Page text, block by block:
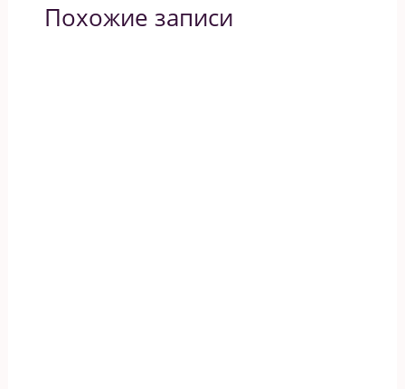
Похожие записи